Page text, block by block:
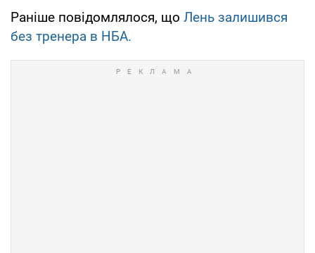
Раніше повідомлялося, що Лень залишився
без тренера в НБА.